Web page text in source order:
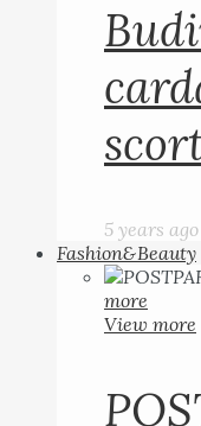
5 years ago
Fashion&Beauty
more
View more